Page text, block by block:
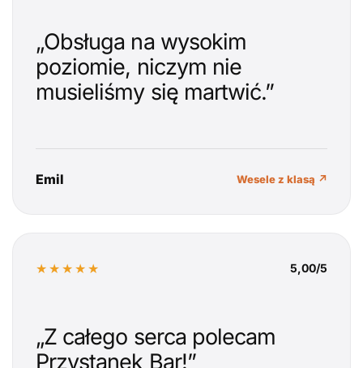
„Obsługa na wysokim
poziomie, niczym nie
musieliśmy się martwić.”
Emil Wesele z klasą ↗
★★★★★ 5,00/5
„Z całego serca polecam
Przystanek Bar!”